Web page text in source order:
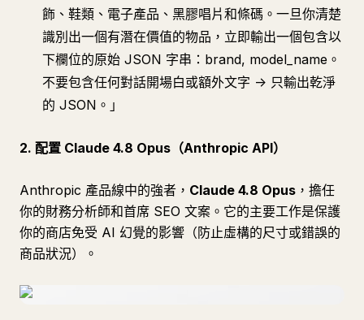
飾、鞋類、電子產品、黑膠唱片和條碼。一旦你清楚
識別出一個有潛在價值的物品，立即輸出一個包含以
下欄位的原始 JSON 字串：brand, model_name。
不要包含任何對話開場白或額外文字 -> 只輸出乾淨
的 JSON。」
2. 配置 Claude 4.8 Opus（Anthropic API）
Anthropic 產品線中的強者， Claude 4.8 Opus ，擔任
你的財務分析師和首席 SEO 文案。它的主要工作是保護
你的商店免受 AI 幻覺的影響（防止虛構的尺寸或錯誤的
商品狀況）。